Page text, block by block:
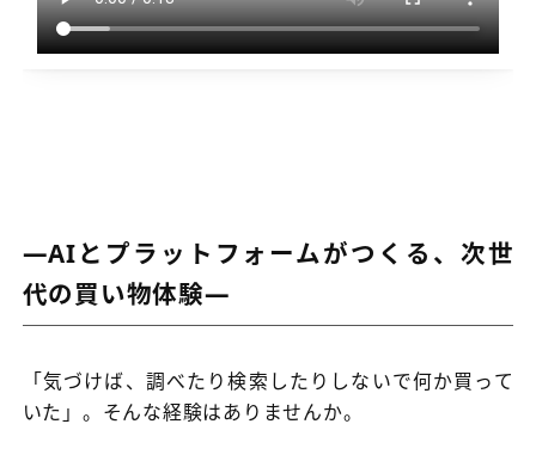
―AIとプラットフォームがつくる、次世
代の買い物体験―
「気づけば、調べたり検索したりしないで何か買って
いた」。そんな経験はありませんか。